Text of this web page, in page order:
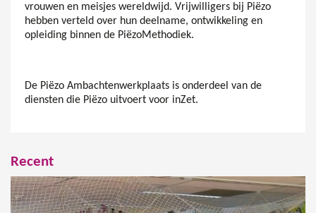
vrouwen en meisjes wereldwijd. Vrijwilligers bij Piëzo
hebben verteld over hun deelname, ontwikkeling en
opleiding binnen de PiëzoMethodiek.
De Piëzo Ambachtenwerkplaats is onderdeel van de
diensten die Piëzo uitvoert voor inZet.
Recent